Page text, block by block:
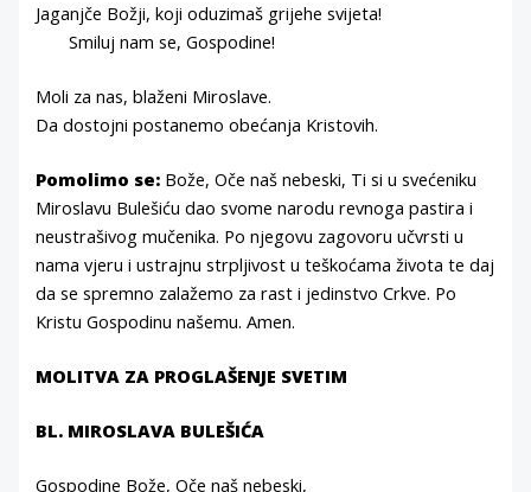
Jaganjče Božji, koji oduzimaš grijehe svijeta!
Smiluj nam se, Gospodine!
Moli za nas, blaženi Miroslave.
Da dostojni postanemo obećanja Kristovih.
Pomolimo se: Bože, Oče naš nebeski, Ti si u svećeniku
Miroslavu Bulešiću dao svome narodu revnoga pastira i
neustrašivog mučenika. Po njegovu zagovoru učvrsti u
nama vjeru i ustrajnu strpljivost u teškoćama života te daj
da se spremno zalažemo za rast i jedinstvo Crkve. Po
Kristu Gospodinu našemu. Amen.
MOLITVA ZA PROGLAŠENJE SVETIM
BL. MIROSLAVA BULEŠIĆA
Gospodine Bože, Oče naš nebeski,